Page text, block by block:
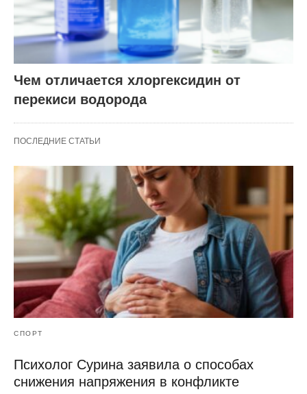
Чем отличается хлоргексидин от
перекиси водорода
ПОСЛЕДНИЕ СТАТЬИ
СПОРТ
Психолог Сурина заявила о способах
снижения напряжения в конфликте